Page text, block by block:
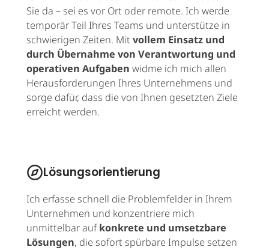
Sie da – sei es vor Ort oder remote. Ich werde
temporär Teil Ihres Teams und unterstütze in
schwierigen Zeiten. Mit vollem Einsatz und
durch Übernahme von Verantwortung und
operativen Aufgaben widme ich mich allen
Herausforderungen Ihres Unternehmens und
sorge dafür, dass die von Ihnen gesetzten Ziele
erreicht werden.
Lösungsorientierung
Ich erfasse schnell die Problemfelder in Ihrem
Unternehmen und konzentriere mich
unmittelbar aufkonkrete und umsetzbare
Lösungen, die sofort spürbare Impulse setzen